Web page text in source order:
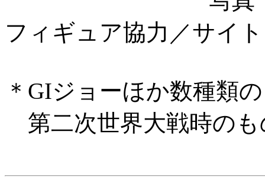
フィギュア協力／サイ
＊GIジョーほか数種
第二次世界大戦時の